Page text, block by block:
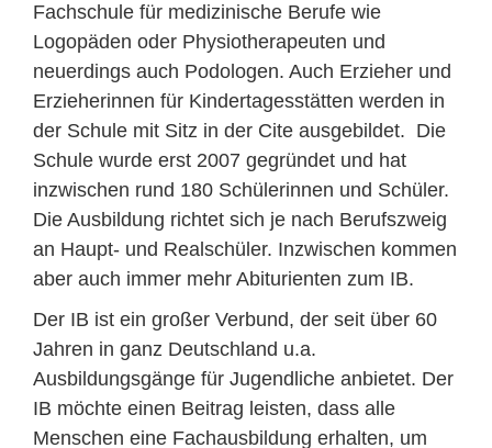
Fachschule für medizinische Berufe wie
Logopäden oder Physiotherapeuten und
neuerdings auch Podologen. Auch Erzieher und
Erzieherinnen für Kindertagesstätten werden in
der Schule mit Sitz in der Cite ausgebildet. Die
Schule wurde erst 2007 gegründet und hat
inzwischen rund 180 Schülerinnen und Schüler.
Die Ausbildung richtet sich je nach Berufszweig
an Haupt- und Realschüler. Inzwischen kommen
aber auch immer mehr Abiturienten zum IB.
Der IB ist ein großer Verbund, der seit über 60
Jahren in ganz Deutschland u.a.
Ausbildungsgänge für Jugendliche anbietet. Der
IB möchte einen Beitrag leisten, dass alle
Menschen eine Fachausbildung erhalten, um